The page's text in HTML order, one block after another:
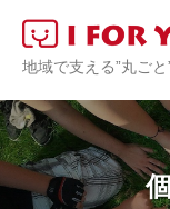
ン
ツ
へ
ス
I
F
O
R
Y
地域で支える”丸ご
F
O
R
Y
O
U
J